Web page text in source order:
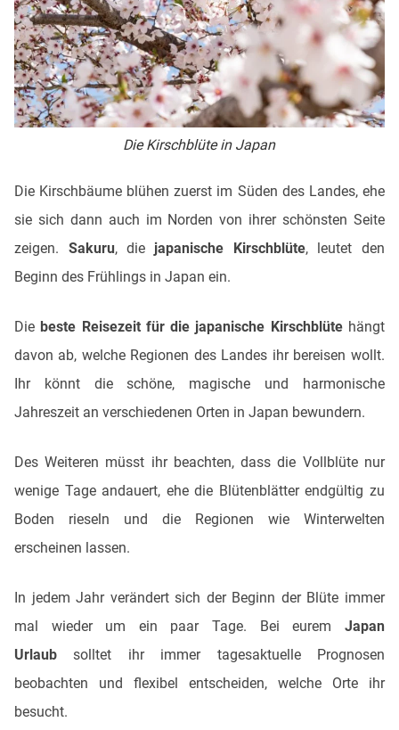
Die Kirschblüte in Japan
Die Kirschbäume blühen zuerst im Süden des Landes, ehe
sie sich dann auch im Norden von ihrer schönsten Seite
zeigen. Sakuru, die japanische Kirschblüte, leutet den
Beginn des Frühlings in Japan ein.
Die beste Reisezeit für die japanische Kirschblüte hängt
davon ab, welche Regionen des Landes ihr bereisen wollt.
Ihr könnt die schöne, magische und harmonische
Jahreszeit an verschiedenen Orten in Japan bewundern.
Des Weiteren müsst ihr beachten, dass die Vollblüte nur
wenige Tage andauert, ehe die Blütenblätter endgültig zu
Boden rieseln und die Regionen wie Winterwelten
erscheinen lassen.
In jedem Jahr verändert sich der Beginn der Blüte immer
mal wieder um ein paar Tage. Bei eurem Japan
Urlaub solltet ihr immer tagesaktuelle Prognosen
beobachten und flexibel entscheiden, welche Orte ihr
besucht.